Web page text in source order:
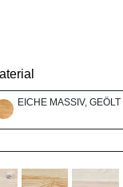
EICHE MASSIV, GEÖLT